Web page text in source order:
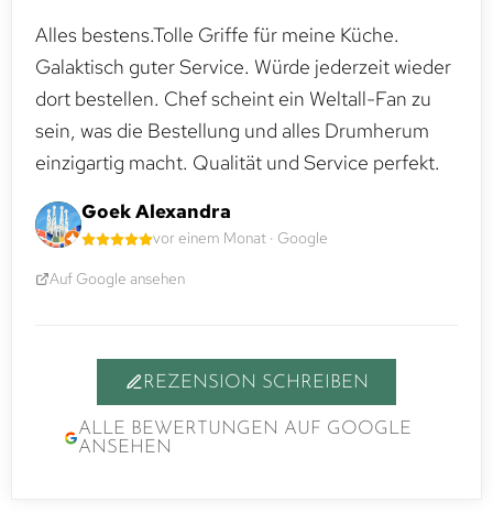
Alles bestens.Tolle Griffe für meine Küche.
Galaktisch guter Service. Würde jederzeit wieder
dort bestellen. Chef scheint ein Weltall-Fan zu
sein, was die Bestellung und alles Drumherum
einzigartig macht. Qualität und Service perfekt.
Goek Alexandra
vor einem Monat · Google
Auf Google ansehen
REZENSION SCHREIBEN
ALLE BEWERTUNGEN AUF GOOGLE
ANSEHEN